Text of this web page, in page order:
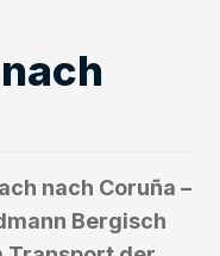
nach Coruña –
Bergisch